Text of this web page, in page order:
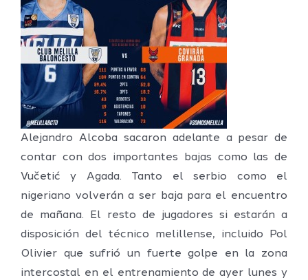
Alejandro Alcoba sacaron adelante a pesar de
contar con dos importantes bajas como las de
Vučetić y Agada. Tanto el serbio como el
nigeriano volverán a ser baja para el encuentro
de mañana. El resto de jugadores si estarán a
disposición del técnico melillense, incluido Pol
Olivier que sufrió un fuerte golpe en la zona
intercostal en el entrenamiento de ayer lunes y